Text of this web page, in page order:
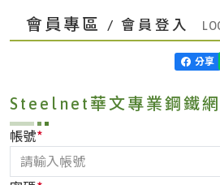
會員專區 / 會員登入
分享
Steelnet華文專業鋼鐵網
帳號*